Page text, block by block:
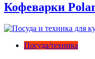
Кофеварки
Посуда/техника